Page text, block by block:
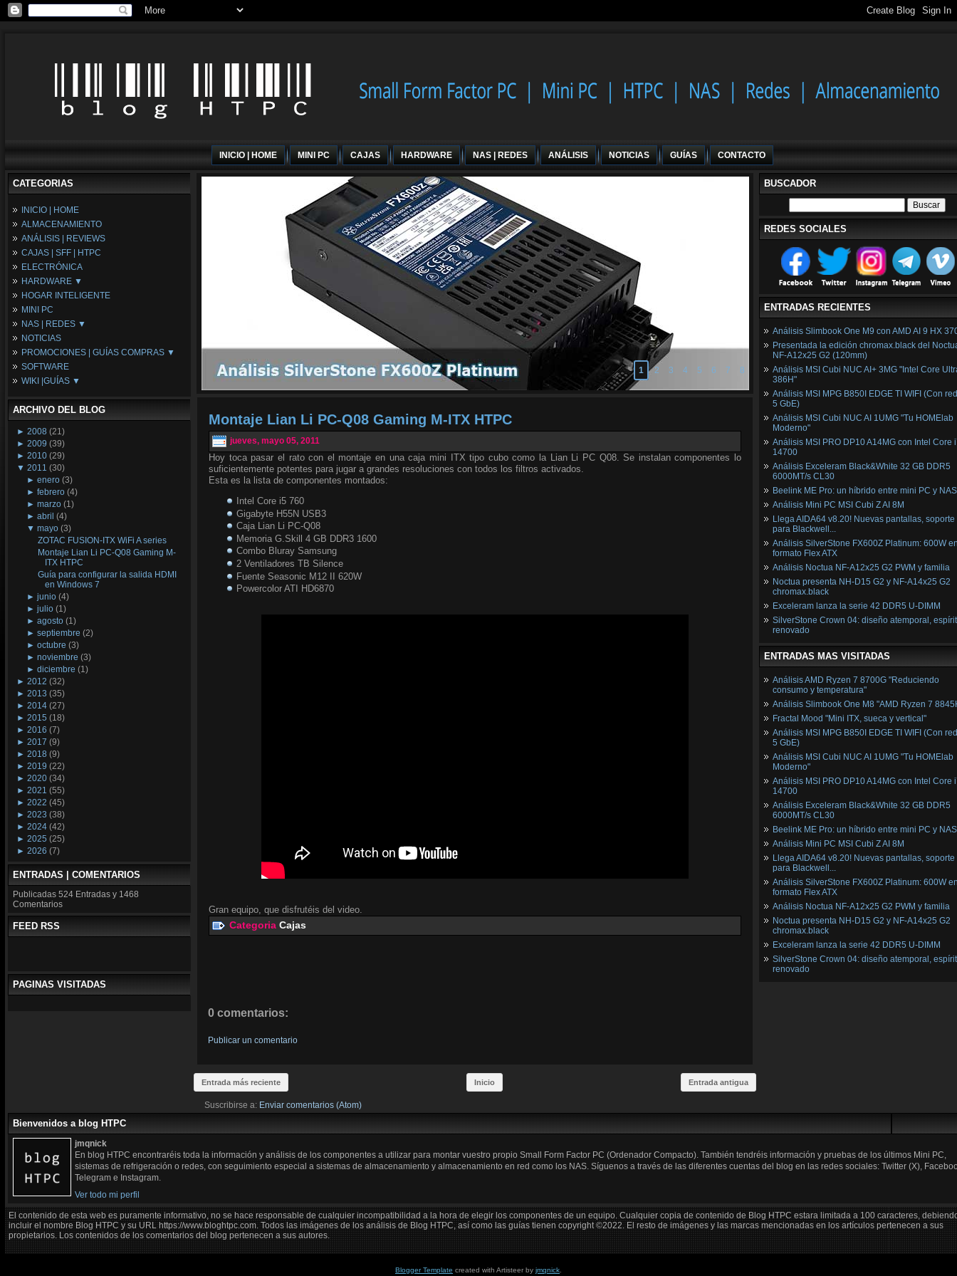
INICIO | HOME MINI PC CAJAS HARDWARE NAS | REDES ANÁLISIS NOTICIAS GUÍAS CONTACTO
CATEGORIAS
INICIO | HOME
ALMACENAMIENTO
ANÁLISIS | REVIEWS
CAJAS | SFF | HTPC
ELECTRÓNICA
HARDWARE ▼
Fuentes de Alimentación
Memória RAM
Placas Base
Procesadores
Periféricos
Refrigeración
Tarjetas Gráficas
HOGAR INTELIGENTE
MINI PC
NAS | REDES ▼
NAS
Espacio Synology
Redes
NOTICIAS
PROMOCIONES | GUÍAS COMPRAS ▼
Configuraciones Ordenadores
Guías de Compras
SOFTWARE
WIKI |GUÍAS ▼
Wikipedia
ARCHIVO DEL BLOG
► 2008 (21)
► 2009 (39)
► 2010 (29)
▼ 2011 (30)
►enero (3)
►febrero (4)
►marzo (1)
►abril (4)
▼mayo (3)
ZOTAC FUSION-ITX WiFi A series
Montaje Lian Li PC-Q08 Gaming M-
ITX HTPC
Guía para configurar la salida HDMI
en Windows 7
►junio (4)
►julio (1)
►agosto (1)
►septiembre (2)
►octubre (3)
►noviembre (3)
►diciembre (1)
► 2012 (32)
► 2013 (35)
► 2014 (27)
► 2015 (18)
► 2016 (7)
► 2017 (9)
► 2018 (9)
► 2019 (22)
► 2020 (34)
► 2021 (55)
► 2022 (45)
► 2023 (38)
► 2024 (42)
► 2025 (25)
► 2026 (7)
ENTRADAS | COMENTARIOS
Publicadas 524 Entradas y 1468
Comentarios
FEED RSS
PAGINAS VISITADAS
1 2 3 4 5 6 7 8
Montaje Lian Li PC-Q08 Gaming M-ITX HTPC
jueves, mayo 05, 2011
Hoy toca pasar el rato con el montaje en una caja mini ITX tipo cubo como la Lian Li PC Q08. Se instalan componentes lo
suficientemente potentes para jugar a grandes resoluciones con todos los filtros activados.
Esta es la lista de componentes montados:
Intel Core i5 760
Gigabyte H55N USB3
Caja Lian Li PC-Q08
Memoria G.Skill 4 GB DDR3 1600
Combo Bluray Samsung
2 Ventiladores TB Silence
Fuente Seasonic M12 II 620W
Powercolor ATI HD6870
Gran equipo, que disfrutéis del video.
Categoria Cajas
0 comentarios:
Publicar un comentario
Entrada más reciente Entrada antigua
Inicio
Suscribirse a: Enviar comentarios (Atom)
BUSCADOR
REDES SOCIALES
ENTRADAS RECIENTES
Análisis Slimbook One M9 con AMD AI 9 HX
Presentada la edición chromax.black del
NF‑A12x25 G2 (120mm)
Análisis MSI Cubi NUC AI+ 3MG "Intel Core
386H"
Análisis MSI MPG B850I EDGE TI WIFI (Con
5 GbE)
Análisis MSI Cubi NUC AI 1UMG "Tu HOMElab
Moderno"
Análisis MSI PRO DP10 A14MG con Intel Core
14700
Análisis Exceleram Black&White 32 GB DDR5
6000MT/s CL30
Beelink ME Pro: un híbrido entre mini PC y NAS
Análisis Mini PC MSI Cubi Z AI 8M
Llega AIDA64 v8.20! Nuevas pantallas, soporte
para Blackwell...
Análisis SilverStone FX600Z Platinum: 600W
formato Flex ATX
Análisis Noctua NF-A12x25 G2 PWM y familia
Noctua presenta NH-D15 G2 y NF-A14x25 G2
chromax.black
Exceleram lanza la serie 42 DDR5 U-DIMM
SilverStone Crown 04: diseño atemporal,
renovado
ENTRADAS MAS VISITADAS
Análisis AMD Ryzen 7 8700G "Reduciendo
consumo y temperatura"
Análisis Slimbook One M8 "AMD Ryzen 7
Fractal Mood "Mini ITX, sueca y vertical"
Análisis MSI MPG B850I EDGE TI WIFI (Con
5 GbE)
Análisis MSI Cubi NUC AI 1UMG "Tu HOMElab
Moderno"
Análisis MSI PRO DP10 A14MG con Intel Core
14700
Análisis Exceleram Black&White 32 GB DDR5
6000MT/s CL30
Beelink ME Pro: un híbrido entre mini PC y NAS
Análisis Mini PC MSI Cubi Z AI 8M
Llega AIDA64 v8.20! Nuevas pantallas, soporte
para Blackwell...
Análisis SilverStone FX600Z Platinum: 600W
formato Flex ATX
Análisis Noctua NF-A12x25 G2 PWM y familia
Noctua presenta NH-D15 G2 y NF-A14x25 G2
chromax.black
Exceleram lanza la serie 42 DDR5 U-DIMM
SilverStone Crown 04: diseño atemporal,
renovado
Bienvenidos a blog HTPC
jmqnick
En blog HTPC encontraréis toda la información y análisis de los componentes a utilizar para montar vuestro propio Small Form Factor PC (Ordenador Compacto). También tendréis información y pruebas de los últimos Mini PC,
sistemas de refrigeración o redes, con seguimiento especial a sistemas de almacenamiento y almacenamiento en red como los NAS. Síguenos a través de las diferentes cuentas del blog en las redes sociales: Twitter (X),
Telegram e Instagram.
Ver todo mi perfil
El contenido de esta web es puramente informativo, no se hace responsable de cualquier incompatibilidad a la hora de elegir los componentes de un equipo. Cualquier copia de contenido de Blog HTPC estara limitada a 100 caracteres,
incluir el nombre Blog HTPC y su URL https://www.bloghtpc.com. Todos las imágenes de los análisis de Blog HTPC, así como las guías tienen copyright ©2022. El resto de imágenes y las marcas mencionadas en los artículos pertenecen a sus
propietarios. Los contenidos de los comentarios del blog pertenecen a sus autores.
Blogger Template created with Artisteer by jmqnick